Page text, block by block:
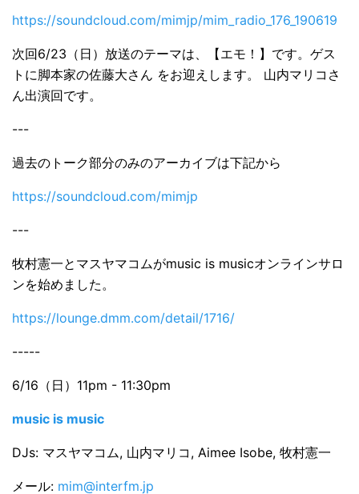
https://soundcloud.com/mimjp/mim_radio_176_190619
次回6/23（日）放送のテーマは、【エモ！】です。ゲス
トに脚本家の佐藤大さん をお迎えします。 山内マリコさ
ん出演回です。
---
過去のトーク部分のみのアーカイブは下記から
https://soundcloud.com/mimjp
---
牧村憲一とマスヤマコムがmusic is musicオンラインサロ
ンを始めました。
https://lounge.dmm.com/detail/1716/
-----
6/16（日）11pm - 11:30pm
music is music
DJs: マスヤマコム, 山内マリコ, Aimee Isobe, 牧村憲一
メール: mim@interfm.jp